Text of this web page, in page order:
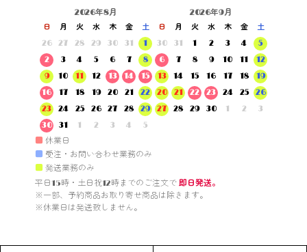
2026年8月
日 月 火 水 木 金
土
26
27 28 29 30 31
1
2
3 4 5 6 7
8
9
10 11 12 13 14
15
16
17 18 19 20 21
22
23
24 25 26 27 28
29
30
31 1 2 3 4 5
2026年9月
日 月 火 水 木 金
土
30
31 1 2 3 4
5
6
7 8 9 10 11
12
13
14 15 16 17 18
19
20
21 22 23 24 25
26
27
28 29 30 1 2 3
■ 休業日
■ 受注・お問い合わせ業務のみ
■ 発送業務のみ
平日15時・土日祝12時までのご注文で 即日発送。
※一部、予約商品お取り寄せ商品は除きます。
※休業日は発送致しません。